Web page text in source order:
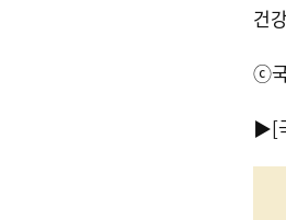
건
ⓒ
▶[